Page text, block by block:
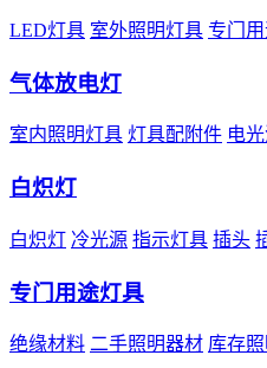
LED灯具 室外照明灯具 专门
气体放电灯
室内照明灯具 灯具配附件 电
白炽灯
白炽灯 冷光源 指示灯具 插头
专门用途灯具
绝缘材料 二手照明器材 库存